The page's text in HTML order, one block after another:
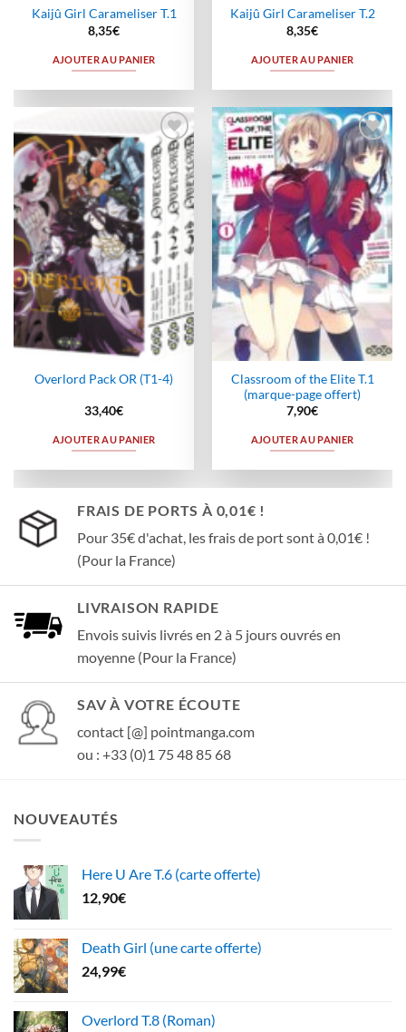
Kaijû Girl Carameliser T.1
8,35€
AJOUTER AU PANIER
Kaijû Girl Carameliser T.2
8,35€
AJOUTER AU PANIER
Ajouter
à la
wishlist
Overlord Pack OR (T1-4)
33,40€
AJOUTER AU PANIER
Ajouter
à la
wishlist
Classroom of the Elite T.1
(marque-page offert)
7,90€
AJOUTER AU PANIER
FRAIS DE PORTS À 0,01€ !
Pour 35€ d'achat, les frais de port sont à 0,01€ !
(Pour la France)
LIVRAISON RAPIDE
Envois suivis livrés en 2 à 5 jours ouvrés en
moyenne (Pour la France)
SAV À VOTRE ÉCOUTE
contact [@] pointmanga.com
ou : +33 (0)1 75 48 85 68
NOUVEAUTÉS
Here U Are T.6 (carte offerte)
12,90€
Death Girl (une carte offerte)
24,99€
Overlord T.8 (Roman)